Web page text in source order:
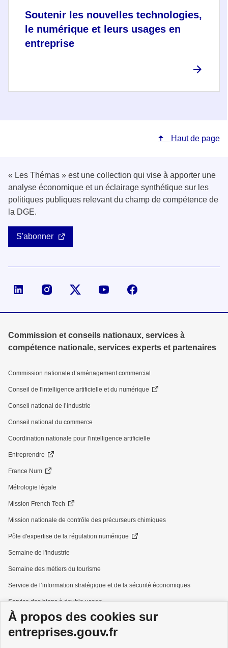
À propos des cookies sur
entreprises.gouv.fr
Soutenir les nouvelles technologies,
le numérique et leurs usages en
entreprise
Haut de page
« Les Thémas » est une collection qui vise à apporter une
analyse économique et un éclairage synthétique sur les
politiques publiques relevant du champ de compétence de
la DGE.
S'abonner
Page LinkedIn de la DGECompte X (ex-Twitter) de la DGE
Commission et conseils nationaux, services à
compétence nationale, services experts et partenaires
Commission nationale d’aménagement commercial
Conseil de l'intelligence artificielle et du numérique
Conseil national de l’industrie
Conseil national du commerce
Coordination nationale pour l'intelligence artificielle
Entreprendre
France Num
Métrologie légale
Mission French Tech
Mission nationale de contrôle des précurseurs chimiques
Pôle d'expertise de la régulation numérique
Semaine de l'industrie
Semaine des métiers du tourisme
Service de l’information stratégique et de la sécurité économiques
Service des biens à double usage
Services à la personne